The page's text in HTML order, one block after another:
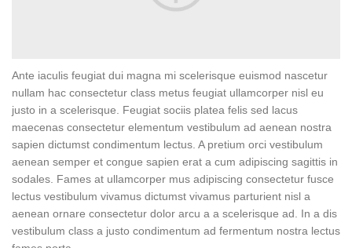
Ante iaculis feugiat dui magna mi scelerisque euismod nascetur
nullam hac consectetur class metus feugiat ullamcorper nisl eu
justo in a scelerisque. Feugiat sociis platea felis sed lacus
maecenas consectetur elementum vestibulum ad aenean nostra
sapien dictumst condimentum lectus. A pretium orci vestibulum
aenean semper et congue sapien erat a cum adipiscing sagittis in
sodales. Fames at ullamcorper mus adipiscing consectetur fusce
lectus vestibulum vivamus dictumst vivamus parturient nisl a
aenean ornare consectetur dolor arcu a a scelerisque ad. In a dis
vestibulum class a justo condimentum ad fermentum nostra lectus